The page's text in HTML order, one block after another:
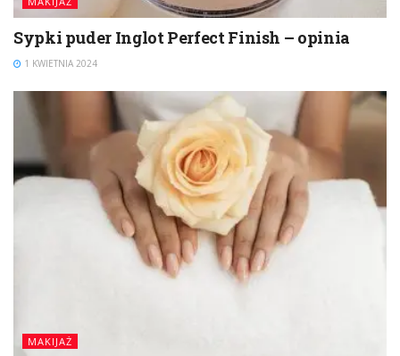
Sypki puder Inglot Perfect Finish – opinia
1 KWIETNIA 2024
MAKIJAŻ